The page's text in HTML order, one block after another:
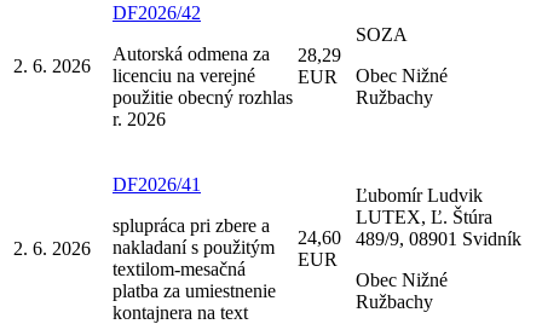
2. 6. 2026
DF2026/42
Autorská odmena za
licenciu na verejné
použitie obecný rozhlas
r. 2026
28,29
EUR
SOZA
Obec Nižné
Ružbachy
2. 6. 2026
DF2026/41
splupráca pri zbere a
nakladaní s použitým
textilom-mesačná
platba za umiestnenie
kontajnera na text
24,60
EUR
Ľubomír Ludvik
LUTEX, Ľ. Štúra
489/9, 08901 Svidník
Obec Nižné
Ružbachy